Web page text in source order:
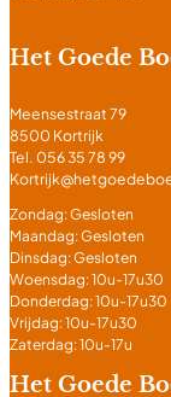
Het Goede
Meensestraat 79
8500 Kortrijk
Tel. 056 35 78 99
Zondag: Gesloten
Maandag: Gesloten
Dinsdag: Gesloten
Woensdag: 10u-17u30
Donderdag: 10u-17u30
Vrijdag: 10u-17u30
Zaterdag: 10u-17u
Het Goede